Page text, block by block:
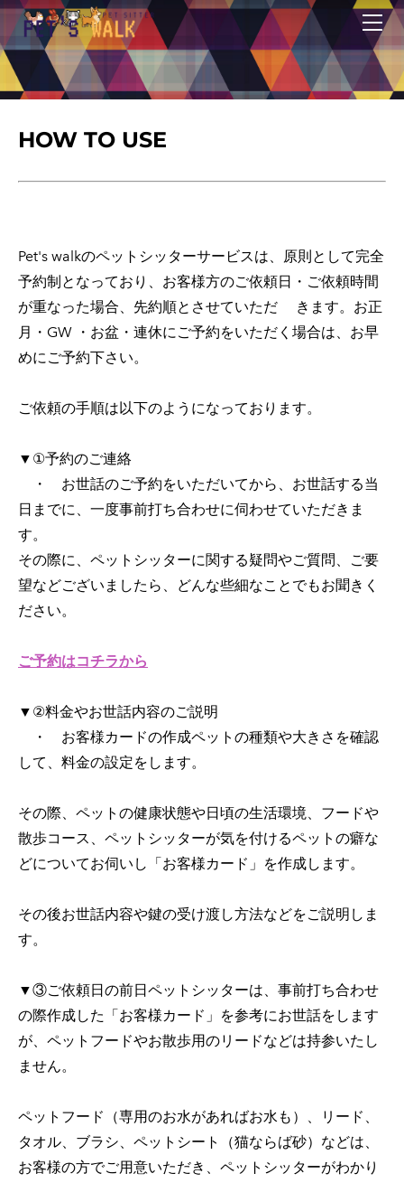
HOW TO USE
Pet's walkのペットシッターサービスは、原則として完全
予約制となっており、お客様方のご依頼日・ご依頼時間
が重なった場合、先約順とさせていただ きます。お正
月・GW ・お盆・連休にご予約をいただく場合は、お早
めにご予約下さい。
ご依頼の手順は以下のようになっております。
▼①予約のご連絡
・ お世話のご予約をいただいてから、お世話する当
日までに、一度事前打ち合わせに伺わせていただきま
す。
その際に、ペットシッターに関する疑問やご質問、ご要
望などございましたら、どんな些細なことでもお聞きく
ださい。
ご予約はコチラから
▼②料金やお世話内容のご説明
・ お客様カードの作成ペットの種類や大きさを確認
して、料金の設定をします。
その際、ペットの健康状態や日頃の生活環境、フードや
散歩コース、ペットシッターが気を付けるペットの癖な
どについてお伺いし「お客様カード」を作成します。
その後お世話内容や鍵の受け渡し方法などをご説明しま
す。
▼③ご依頼日の前日ペットシッターは、事前打ち合わせ
の際作成した「お客様カード」を参考にお世話をします
が、ペットフードやお散歩用のリードなどは持参いたし
ません。
ペットフード（専用のお水があればお水も）、リード、
タオル、ブラシ、ペットシート（猫ならば砂）などは、
お客様の方でご用意いただき、ペットシッターがわかり
トップ
ゴヨヤク
ツカイカタ
ヲシラセ